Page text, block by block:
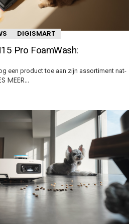
DIGISMART
Pro FoamWash:
een product toe aan zijn assortiment nat-
MEER…